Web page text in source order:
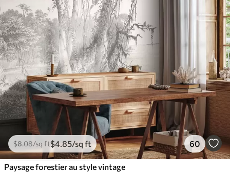
$8.08/sq ft$4.85/sq ft 60
Paysage forestier au style vintage